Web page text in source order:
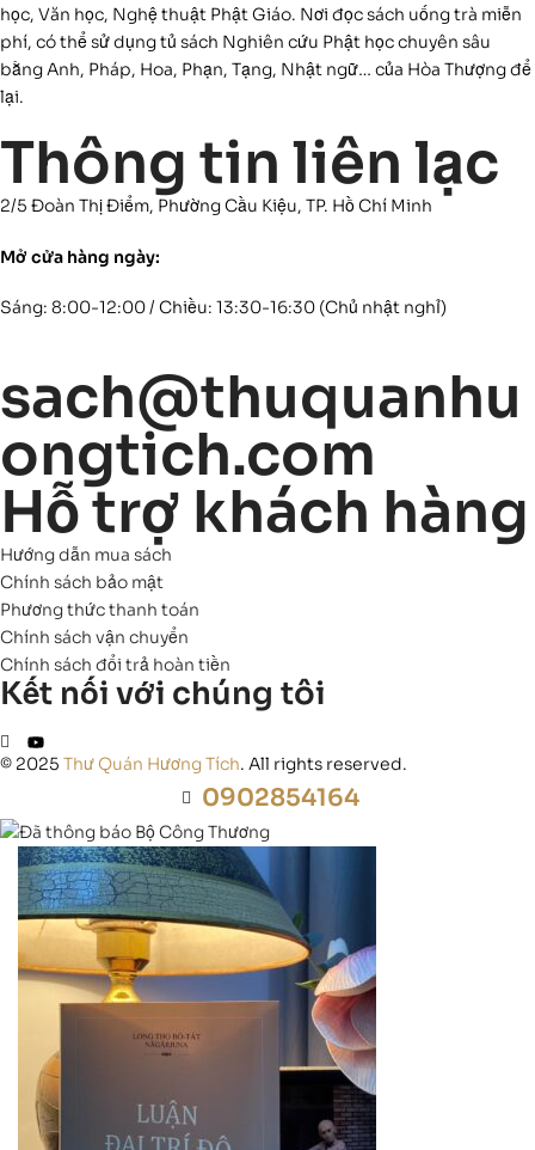
học, Văn học, Nghệ thuật Phật Giáo. Nơi đọc sách uống trà miễn
phí, có thể sử dụng tủ sách Nghiên cứu Phật học chuyên sâu
bằng Anh, Pháp, Hoa, Phạn, Tạng, Nhật ngữ… của Hòa Thượng để
lại.
Thông tin liên lạc
2/5 Đoàn Thị Điểm, Phường Cầu Kiệu, TP. Hồ Chí Minh
Mở cửa hàng ngày:
Sáng: 8:00-12:00 / Chiều: 13:30-16:30 (Chủ nhật nghỉ)
sach@thuquanhu
ongtich.com
Hỗ trợ khách hàng
Hướng dẫn mua sách
Chính sách bảo mật
Phương thức thanh toán
Chính sách vận chuyển
Chính sách đổi trả hoàn tiền
Kết nối với chúng tôi
© 2025 Thư Quán Hương Tích. All rights reserved.
0902854164